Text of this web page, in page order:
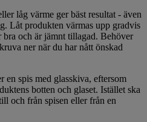
låg värme ger bäst resultat - även
Låt produkten värmas upp gradvis
bra och är jämnt tillagad. Behöver
ner när du har nått önskad
en spis med glasskiva, eftersom
botten och glaset. Istället ska
och från spisen eller från en